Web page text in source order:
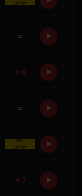
ENTRY
=
▼ 6
=
RE-
ENTRY
Orso,Malachiii
▼ 7